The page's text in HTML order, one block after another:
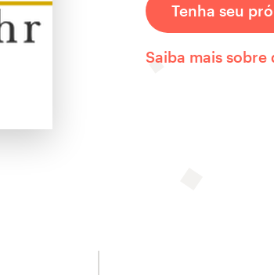
Tenha seu
Saiba mais